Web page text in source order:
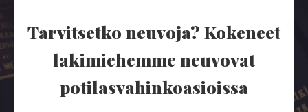
Tarvitsetko neuvoja? Kokeneet
lakimiehemme neuvovat
potilasvahinkoasioissa